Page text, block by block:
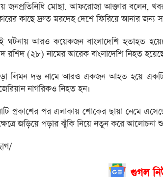
জনপ্রতিনিধি মোছা. আফরোজা আক্তার বলেন,
কাছে দ্রুত মরদেহ দেশে ফিরিয়ে আনার জন্য
ঘটনায় আরও কয়েকজন বাংলাদেশি হতাহত
রশিদ (২৮) নামের আরেক বাংলাদেশি নিহত
লিমন দত্ত নামে আরও একজন আহত হয়ে একটি
নাগরিকও নিহত হন।
প্রকাশের পর এলাকায় শোকের ছায়া নেমে
জড়িয়ে পড়ার ঝুঁকি নিয়ে নতুন করে আলোচনা
গুগল